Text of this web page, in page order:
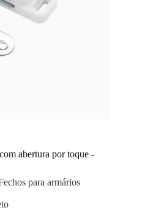
abertura por toque -
para armários